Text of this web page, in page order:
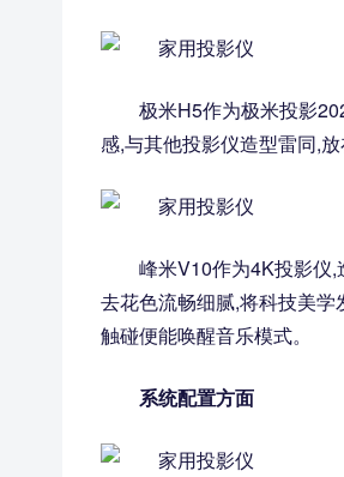
极米H5作为极米投影
感,与其他投影仪造型雷同,
峰米V10作为4K投影仪
去花色流畅细腻,将科技美
触碰便能唤醒音乐模式。
系统配置方面